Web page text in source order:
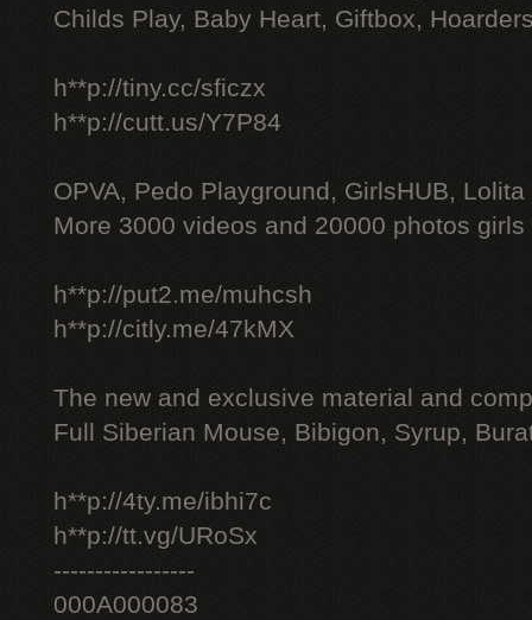
Childs Play, Baby Heart, Giftbox,
h**p://tiny.cc/sficzx
h**p://cutt.us/Y7P84
OPVA, Pedo Playground, GirlsHUB, Lolita
More 3000 videos and 20000 photos
h**p://put2.me/muhcsh
h**p://citly.me/47kMX
The new and exclusive material and
Full Siberian Mouse, Bibigon, Syrup,
h**p://4ty.me/ibhi7c
h**p://tt.vg/URoSx
-----------------
000A000083